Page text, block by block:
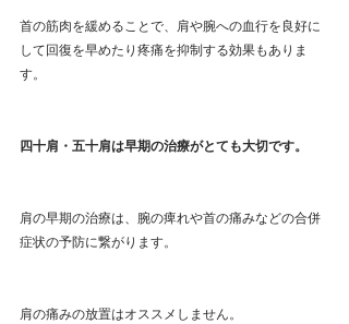
首の筋肉を緩めることで、肩や腕への血行を良好に
して回復を早めたり疼痛を抑制する効果もありま
す。
四十肩・五十肩は早期の治療がとても大切です。
肩の早期の治療は、腕の痺れや首の痛みなどの合併
症状の予防に繋がります。
肩の痛みの放置はオススメしません。